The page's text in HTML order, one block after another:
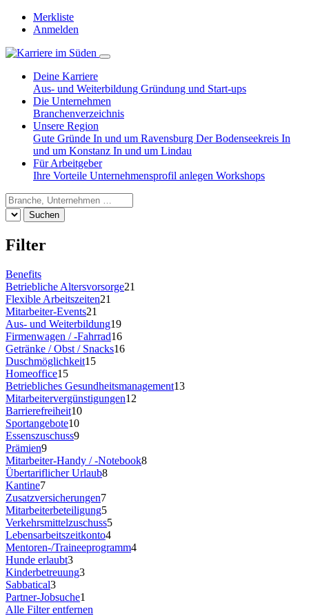
Merkliste
Anmelden
Deine Karriere
Aus- und Weiterbildung Gründung und Start-ups
Die Unternehmen
Branchenverzeichnis
Unsere Region
Gute Gründe In und um Ravensburg Der Bodenseekreis In
und um Konstanz In und um Lindau
Für Arbeitgeber
Ihre Vorteile Unternehmensprofil anlegen Workshops
Suchen
Filter
Benefits
Betriebliche Altersvorsorge21
Flexible Arbeitszeiten21
Mitarbeiter-Events21
Aus- und Weiterbildung19
Firmenwagen / -Fahrrad16
Getränke / Obst / Snacks16
Duschmöglichkeit15
Homeoffice15
Betriebliches Gesundheitsmanagement13
Mitarbeitervergünstigungen12
Barrierefreiheit10
Sportangebote10
Essenszuschuss9
Prämien9
Mitarbeiter-Handy / -Notebook8
Übertariflicher Urlaub8
Kantine7
Zusatzversicherungen7
Mitarbeiterbeteiligung5
Verkehrsmittelzuschuss5
Lebensarbeitszeitkonto4
Mentoren-/Traineeprogramm4
Hunde erlaubt3
Kinderbetreuung3
Sabbatical3
Partner-Jobsuche1
Alle Filter entfernen